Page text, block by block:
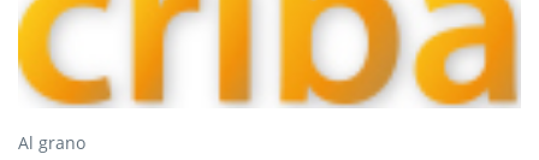
Al grano